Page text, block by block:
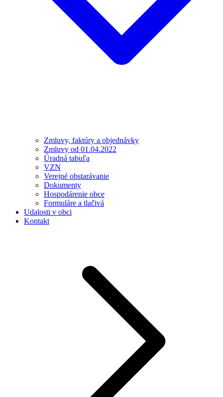
Zmluvy, faktúry a objednávky
Zmluvy od 01.04.2022
Úradná tabuľa
VZN
Verejné obstarávanie
Dokumenty
Hospodárenie obce
Formuláre a tlačivá
Udalosti v obci
Kontakt